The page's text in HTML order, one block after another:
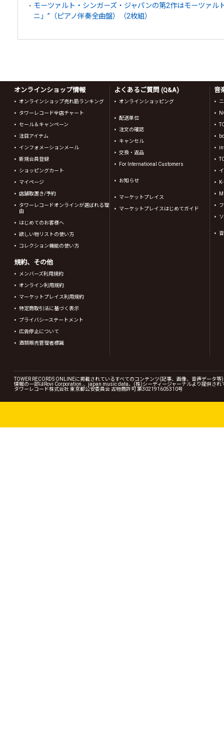
モーツァルト・シンガーズ・ジャパンの第2作はモーツァル
ニ」”（ピアノ伴奏全曲盤）（2枚組）
オンラインショップ情報
オンラインショップ売れ筋ランキング
タワーレコード全店チャート
セール＆キャンペーン
注目アイテム
インフォメーションメール
新規会員登録
ショッピングカート
マイページ
店舗取置き/予約
タワーレコードオンラインが選ばれる理
由
はじめてのお客様へ
欲しい物リストの使い方
コレクション機能の使い方
規約、その他
メンバーズ利用規約
オンライン利用規約
マーケットプレイス利用規約
特定商取引法に基づく表示
プライバシーステートメント
広告停止について
酒類販売管理者標識
よくあるご質問 (Q&A)
オンラインショッピング
配送単位
注文の確認
キャンセル
交換・返品
For International Customers
お知らせ
マーケットプレイス
マーケットプレイスはじめてガイド
音
TOWER RECORDS ONLINEに掲載されているすべてのコンテンツ(記事、画像、音声データ
情報の一部はRovi Corporation.、japan music data、(株)シーディージャーナルより提供され
タワーレコード株式会社 東京都公安委員会 古物商許可 第302191605310号